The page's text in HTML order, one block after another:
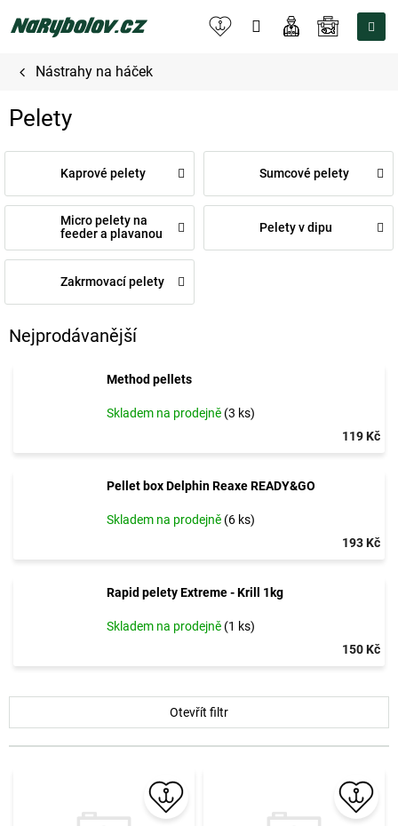
na
NÁKUPNÍ
Nástrahy na háček
Pelety
Kaprové pelety Sumcové pelety
Micro pelety na
feeder a plavanou
Pelety v dipu
Zakrmovací pelety
Nejprodávanější
Method pellets
Skladem na prodejně (3 ks)
119 Kč
Pellet box Delphin Reaxe READY&GO
Skladem na prodejně (6 ks)
193 Kč
Rapid pelety Extreme - Krill 1kg
Skladem na prodejně (1 ks)
150 Kč
Otevřít filtr
ý
p